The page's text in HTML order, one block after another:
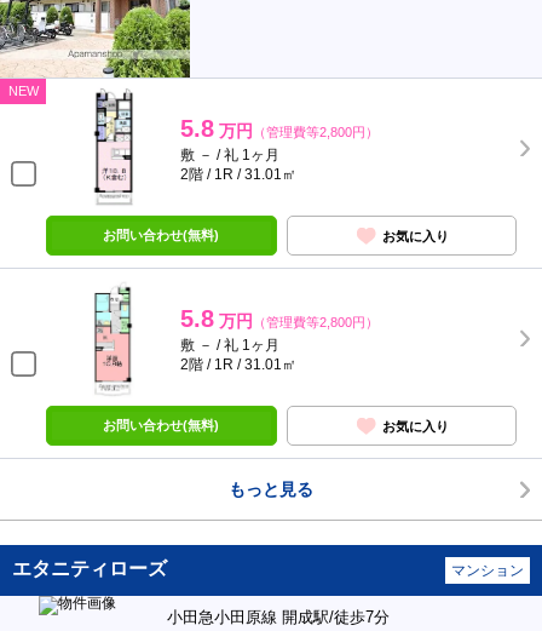
NEW
5.8 万円 （管理費等2,800円）
敷 － / 礼 1ヶ月
2階 / 1R / 31.01㎡
お問い合わせ(無料) お気に入り
5.8 万円 （管理費等2,800円）
敷 － / 礼 1ヶ月
2階 / 1R / 31.01㎡
お問い合わせ(無料) お気に入り
もっと見る
エタニティローズ マンション
小田急小田原線 開成駅/徒歩7分